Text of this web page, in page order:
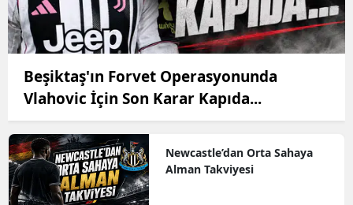
Beşiktaş'ın Forvet Operasyonunda
Vlahovic İçin Son Karar Kapıda...
Newcastle’dan Orta Sahaya
Alman Takviyesi